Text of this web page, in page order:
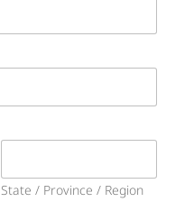
State / Province / Region